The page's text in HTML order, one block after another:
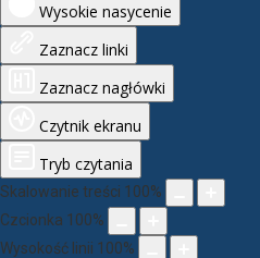
Wysokie nasycenie
Zaznacz linki
Zaznacz nagłówki
Czytnik ekranu
Tryb czytania
Skalowanie treści 100%
Czcionka 100%
Wysokość linii 100%